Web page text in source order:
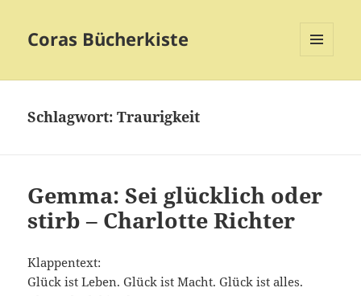
Coras Bücherkiste
Schlagwort:Traurigkeit
Gemma: Sei glücklich oder
stirb – Charlotte Richter
Klappentext:
Glück ist Leben. Glück ist Macht. Glück ist alles.